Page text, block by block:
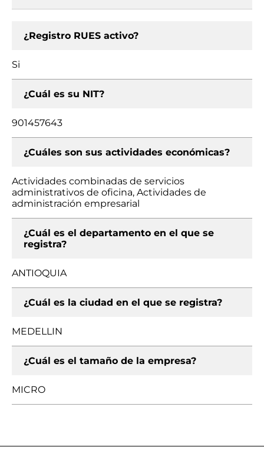
¿Registro RUES activo?
Si
¿Cuál es su NIT?
901457643
¿Cuáles son sus actividades económicas?
Actividades combinadas de servicios
administrativos de oficina, Actividades de
administración empresarial
¿Cuál es el departamento en el que se
registra?
ANTIOQUIA
¿Cuál es la ciudad en el que se registra?
MEDELLIN
¿Cuál es el tamaño de la empresa?
MICRO